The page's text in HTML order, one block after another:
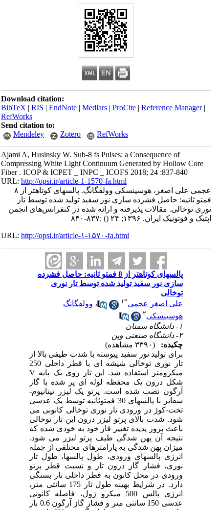
Download citation:
BibTeX|RIS|EndNote|Medlars|ProCite|Reference Manager
RefWorks
Send citation to:
Mendeley
Zotero RefWorks
Ajami A, Husinsky W. Sub-8 fs Pulses: a Consequence of
Compressing White Light Continuum Generated by Hollow Core
Fiber . ICOP & ICPET _ INPC _ ICOFS 2018; 24 :837-840
URL:http://opsi.ir/article-1-1570-fa.html
عجمی علی اصغر، هوسینسکی وولفگانگ. پالسهای کوتاهتر از ۸
فمتو ثانیه: حاصل فشرده سازی نور سفید تولید شده توسط تار
نوری توخالی. مقالات پذیرفته و ارائه شده در کنفرانس‌های انجمن
اپتیک و فوتونیک ایران. ۱۳۹۶; ۲۴
() :۸۳۷-۸۴۰
URL:http://opsi.ir/article-۱-۱۵۷۰-fa.html
پالسهای کوتاهتر از 8 فمتو ثانیه: حاصل فشرده
سازی نور سفید تولید شده توسط تار نوری
توخالی
علی اصغر عجمی
۱ ،وولفگانگ
هوسینسکی
چکیده:
برای تولید نور سفید پیوسته با شدت طیفی بالا از
تار نوری توخالی شیشه ای با قطر داخلی 250
میکرومتر استفاده شد. این تار روی یک پایه V
شکل درون یک محفظه لوله ای پر شده با گاز
آرگون نصب شده است. پرتو یک لیزر تیتانیوم-
سفایر با پالسهای 30 فمتوثانیه توسط یک عدسی
تخت-کوژ در ورودی تار نوری توخالی کانونی می
شود. شدت بالای پرتو لیزر درون این تار توخالی
باعث بروز پدیده تغییر فاز خود به خودی شده که
نتیجه آن پهن شدگی طیف پرتو لیزر می شود.
میزان پهن شدگی به پارامترهای مختلفی از جمله
انرژی پالسهای ورودی، طول پالسها، طول تار
نوری، فشار گاز درون تار و نسبت قطر پرتو
ورودی در محل کانون به قطر داخلی تار بستگی
دارد. در شرایط بهینه طول تار 175 سانتی متر،
انرژی پالس 500 میکرو ژول، فاصله کانونی
عدسی 150 سانتی متر و فشار گاز آرگون 0.6 بار